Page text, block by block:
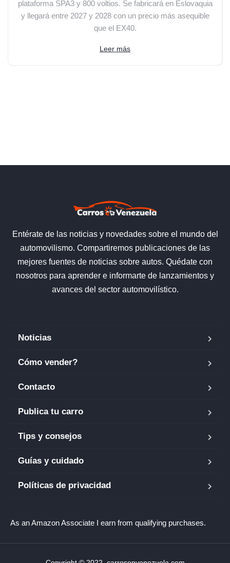
plataforma SPA3 y 800 voltios. Se fabricará en Eslovaquia
y llegará entre 2027 y 2028 con un precio más asequible
que el EX40.
Leer más
Entérate de las noticias y novedades sobre el mundo del
automovilismo. Compartiremos publicaciones de las
mejores fuentes de noticias sobre autos. Quédate con
nosotros para aprender e informarte de lanzamientos y
avances del sector automovilístico.
Noticias
Cómo vender?
Contacto
Publica tu carro
Tips y consejos
Guías y cuidado
Políticas de privacidad
As an Amazon Associate I earn from qualifying purchases.